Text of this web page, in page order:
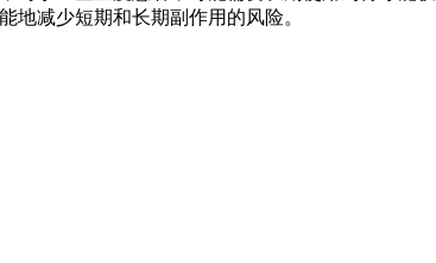
地减少短期和长期副作用的风险。